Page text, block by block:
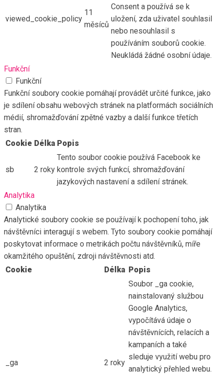
viewed_cookie_policy
11
měsíců
Consent a používá se k
uložení, zda uživatel souhlasil
nebo nesouhlasil s
používáním souborů cookie.
Neukládá žádné osobní údaje.
Funkční
Funkční
Funkční soubory cookie pomáhají provádět určité funkce, jako
je sdílení obsahu webových stránek na platformách sociálních
médií, shromažďování zpětné vazby a další funkce třetích
stran.
Cookie Délka Popis
sb 2 roky
Tento soubor cookie používá Facebook ke
kontrole svých funkcí, shromažďování
jazykových nastavení a sdílení stránek.
Analytika
Analytika
Analytické soubory cookie se používají k pochopení toho, jak
návštěvníci interagují s webem. Tyto soubory cookie pomáhají
poskytovat informace o metrikách počtu návštěvníků, míře
okamžitého opuštění, zdroji návštěvnosti atd.
Cookie
Délka Popis
_ga 2 roky
Soubor _ga cookie,
nainstalovaný službou
Google Analytics,
vypočítává údaje o
návštěvnících, relacích a
kampaních a také
sleduje využití webu pro
analytický přehled webu.